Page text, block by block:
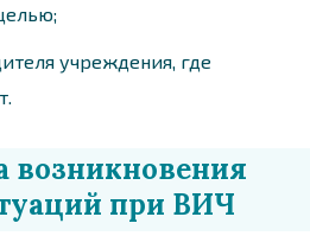
учреждения, где
возникновения
при ВИЧ